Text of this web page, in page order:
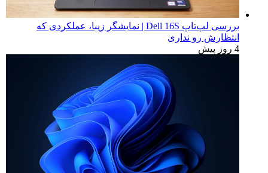
بررسی لپ‌تاپ Dell 16S | نمایشگر زیبا، عملکردی که
انتظارش رو نداری
4 روز پیش